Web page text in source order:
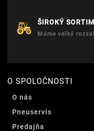
ŠIROKÝ
Máme veľký
O SPOLOČNOSTI
O nás
Pneuservis
Predajňa